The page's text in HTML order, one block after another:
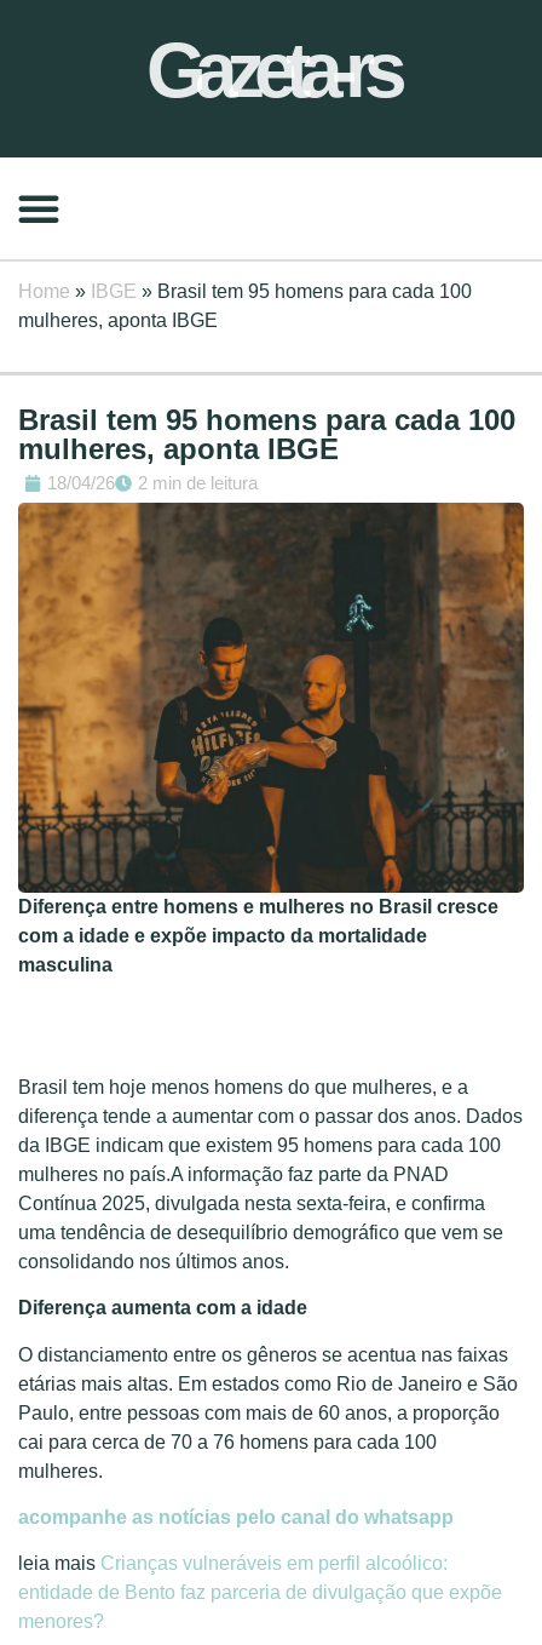
Gazeta-rs
Home » IBGE » Brasil tem 95 homens para cada 100
mulheres, aponta IBGE
Brasil tem 95 homens para cada 100
mulheres, aponta IBGE
18/04/26 2 min de leitura
Diferença entre homens e mulheres no Brasil cresce
com a idade e expõe impacto da mortalidade
masculina
Brasil tem hoje menos homens do que mulheres, e a
diferença tende a aumentar com o passar dos anos. Dados
da IBGE indicam que existem 95 homens para cada 100
mulheres no país.A informação faz parte da PNAD
Contínua 2025, divulgada nesta sexta-feira, e confirma
uma tendência de desequilíbrio demográfico que vem se
consolidando nos últimos anos.
Diferença aumenta com a idade
O distanciamento entre os gêneros se acentua nas faixas
etárias mais altas. Em estados como Rio de Janeiro e São
Paulo, entre pessoas com mais de 60 anos, a proporção
cai para cerca de 70 a 76 homens para cada 100
mulheres.
acompanhe as notícias pelo canal do whatsapp
leia mais Crianças vulneráveis em perfil alcoólico:
entidade de Bento faz parceria de divulgação que expõe
menores?